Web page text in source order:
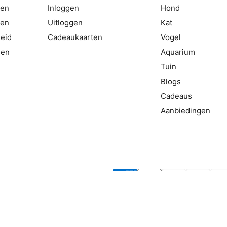
Inloggen
Uitloggen
Cadeaukaarten
Hond
Kat
Vogel
Aquarium
Tuin
Blogs
Cadeaus
Aanbiedingen